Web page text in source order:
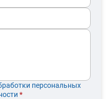
персональных
*